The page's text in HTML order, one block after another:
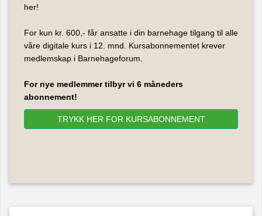
her!
For kun kr. 600,- får ansatte i din barnehage tilgang til alle
våre digitale kurs i 12. mnd. Kursabonnementet krever
medlemskap i Barnehageforum.
For nye medlemmer tilbyr vi 6 måneders
abonnement!
TRYKK HER FOR KURSABONNEMENT